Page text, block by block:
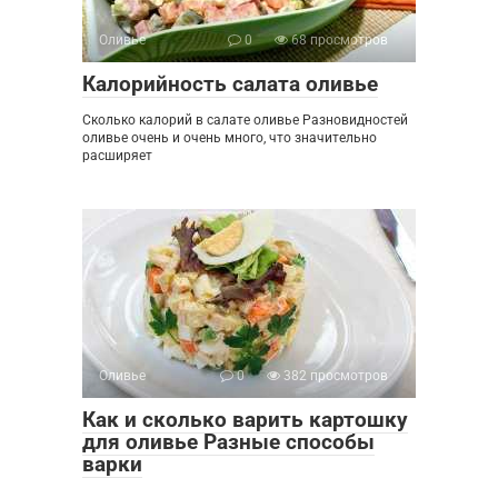
Оливье 0 68 просмотров
Калорийность салата оливье
Сколько калорий в салате оливье Разновидностей
оливье очень и очень много, что значительно
расширяет
Оливье 0 382 просмотров
Как и сколько варить картошку
для оливье Разные способы
варки